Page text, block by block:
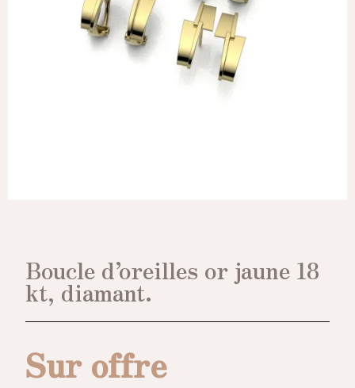
Boucle d’oreilles or jaune 18
kt, diamant.
Sur offre